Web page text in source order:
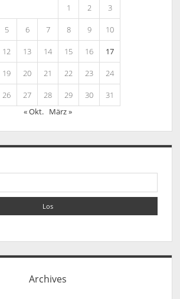
1 2 3
5 6 7 8 9 10
12 13 14 15 16 17
19 20 21 22 23 24
26 27 28 29 30
31
« Okt. März »
Archives